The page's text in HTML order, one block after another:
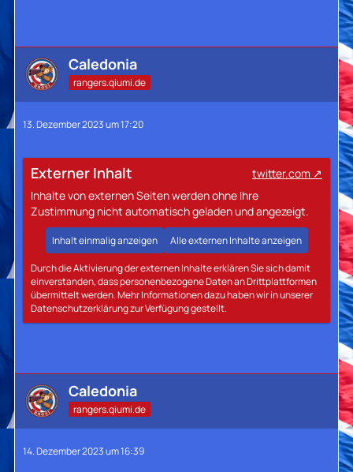
Caledonia
rangers.qiumi.de
13. Dezember 2023 um 17:20
Externer Inhalt
twitter.com
Inhalte von externen Seiten werden ohne Ihre
Zustimmung nicht automatisch geladen und angezeigt.
Inhalt einmalig anzeigen Alle externen Inhalte anzeigen
Durch die Aktivierung der externen Inhalte erklären Sie sich damit
einverstanden, dass personenbezogene Daten an Drittplattformen
übermittelt werden. Mehr Informationen dazu haben wir in unserer
Datenschutzerklärung zur Verfügung gestellt.
Caledonia
rangers.qiumi.de
14. Dezember 2023 um 16:39